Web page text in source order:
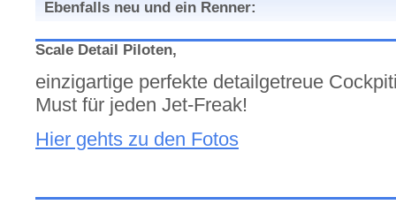
Ebenfalls neu und ein Renner:
Scale Detail Piloten,
einzigartige perfekte detailgetreue
Must für jeden Jet-Freak!
Hier gehts zu den Fotos